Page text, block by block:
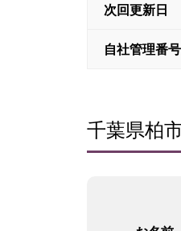
次回更新日
自社管理番号
千葉県柏